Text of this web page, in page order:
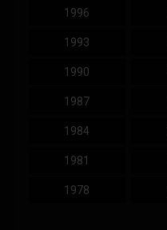
1996
1993
1990
1987
1984
1981
1978